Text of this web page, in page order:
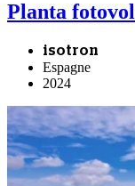
Planta
isotron
Espagne
2024